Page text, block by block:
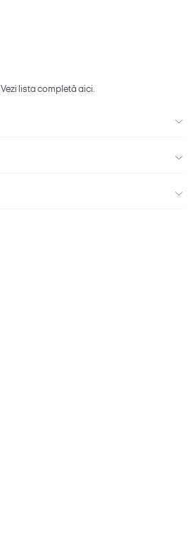
Vezi lista completă aici.